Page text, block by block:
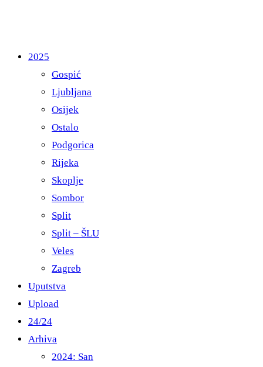
2025
Gospić
Ljubljana
Osijek
Ostalo
Podgorica
Rijeka
Skoplje
Sombor
Split
Split – ŠLU
Veles
Zagreb
Uputstva
Upload
24/24
Arhiva
2024: San